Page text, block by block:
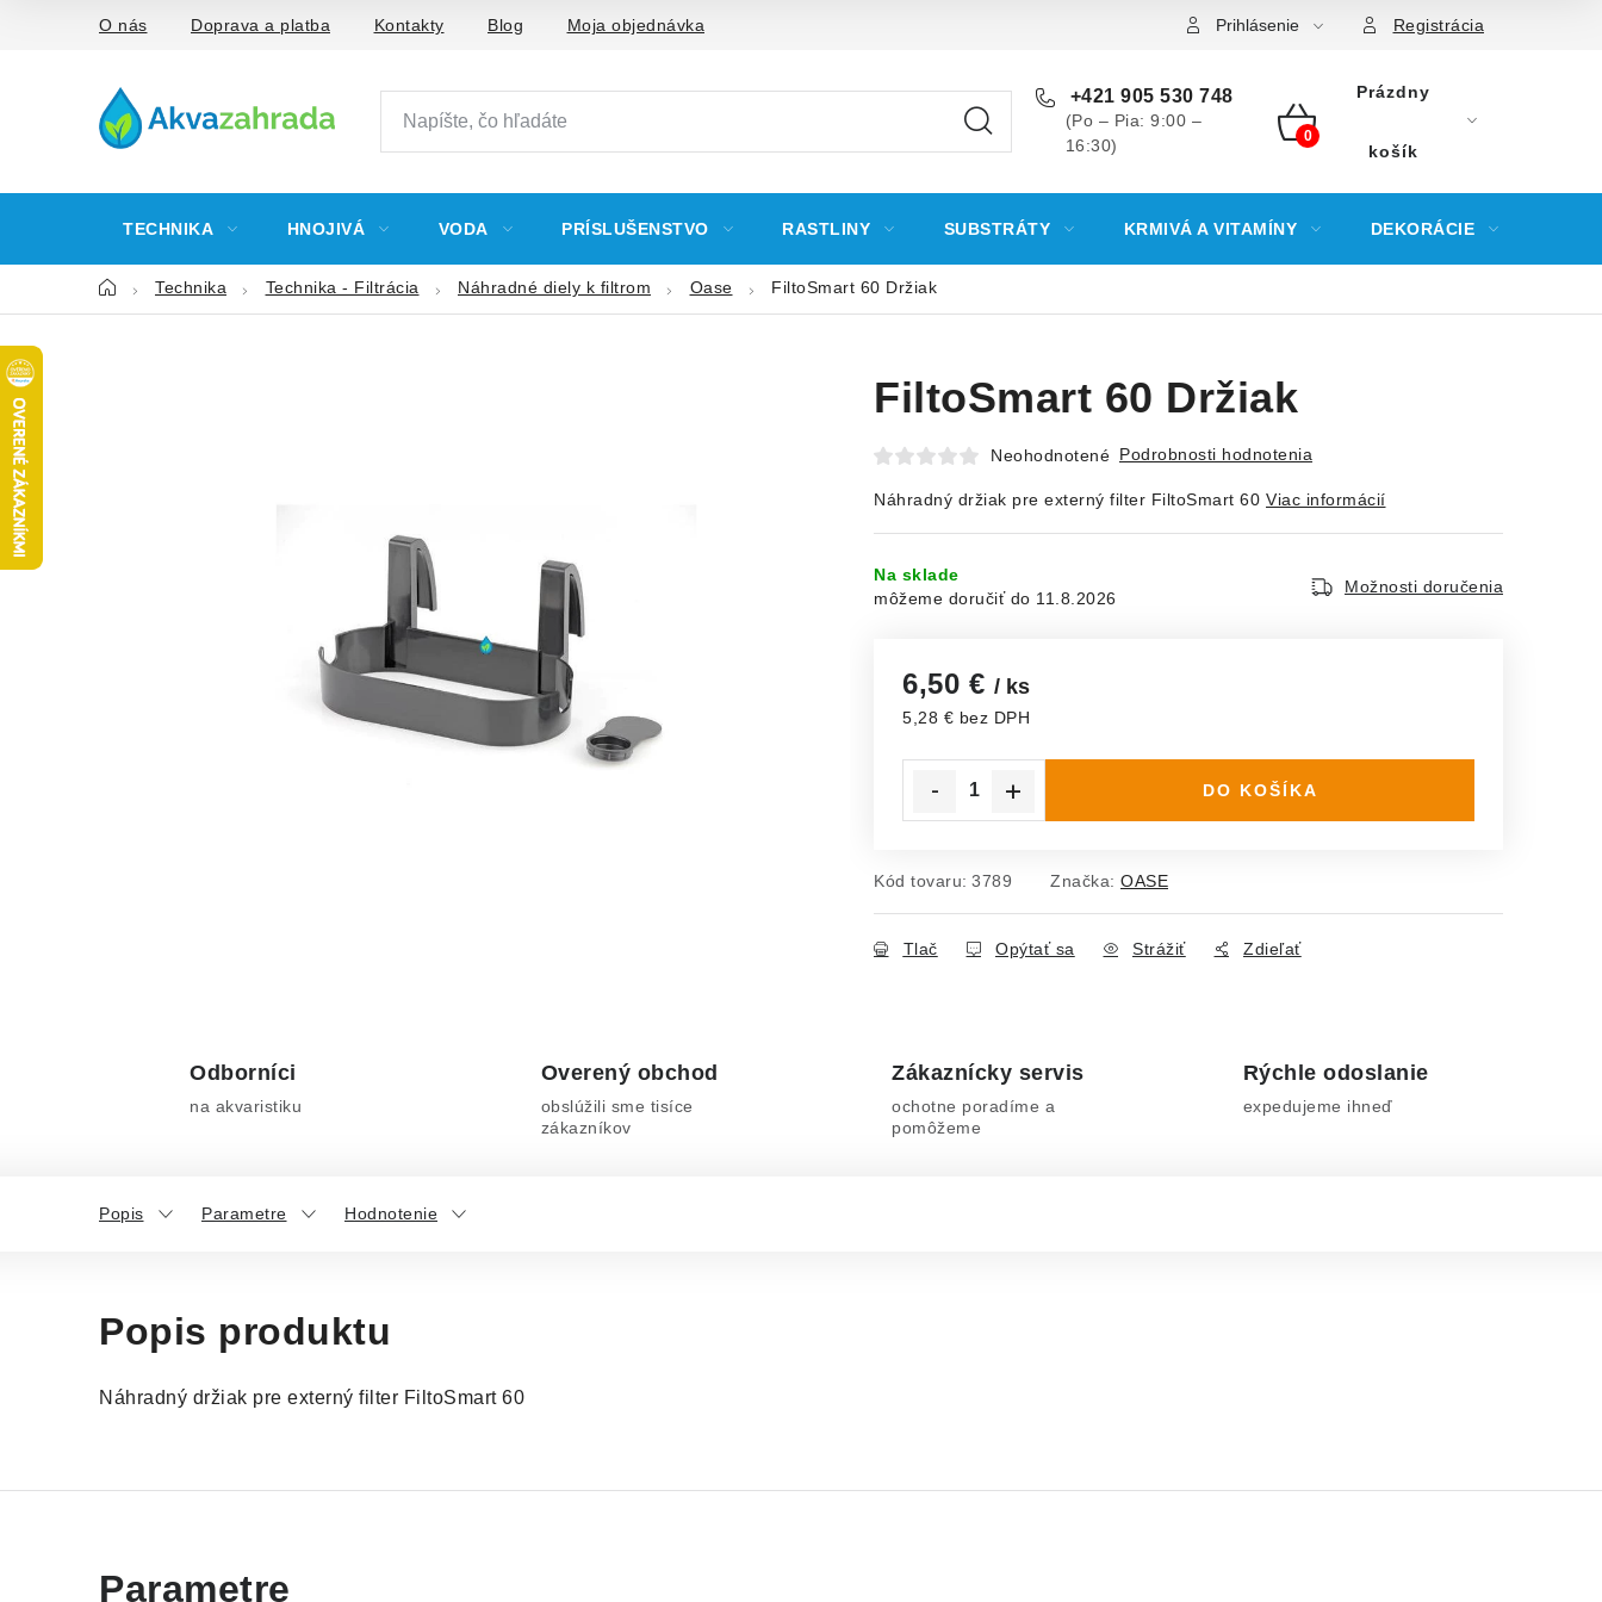
O nás Doprava a platba Kontakty Blog Moja objednávka Prihlásenie Registrácia
+421 905 530 748
(Po – Pia: 9:00 –
16:30)
NÁKUPNÝ
Prázdny
košík
TECHNIKA HNOJIVÁ VODA PRÍSLUŠENSTVO RASTLINY SUBSTRÁTY KRMIVÁ A VITAMÍNY DEKORÁCIE
DomovTechnika Technika - Filtrácia Náhradné diely k filtrom Oase FiltoSmart 60 Držiak
FiltoSmart 60 Držiak
Neohodnotené Podrobnosti hodnotenia
Náhradný držiak pre externý filter FiltoSmart 60 Viac informácií
Na sklade
11.8.2026
Možnosti doručenia
6,50 € / ks
5,28 € bez DPH
DO KOŠÍKA
Kód tovaru: 3789 Značka: OASE
Tlač Opýtať sa Strážiť Zdieľať
Odborníci
na akvaristiku
Overený obchod
obslúžili sme tisíce
zákazníkov
Zákaznícky servis
ochotne poradíme a
pomôžeme
Rýchle odoslanie
expedujeme ihneď
Popis Parametre Hodnotenie
Popis produktu
Náhradný držiak pre externý filter FiltoSmart 60